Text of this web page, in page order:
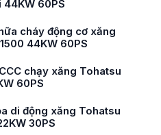
44KW 60PS
cháy động cơ xăng
44KW 60PS
chạy xăng Tohatsu
60PS
di động xăng Tohatsu
30PS